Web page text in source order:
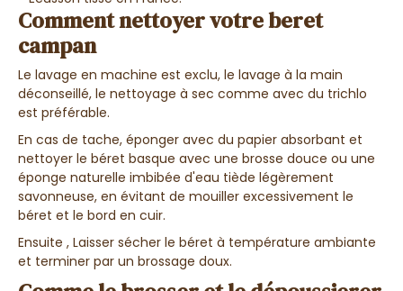
Comment nettoyer votre beret
campan
Le lavage en machine est exclu, le lavage à la main
déconseillé, le nettoyage à sec comme avec du trichlo
est préférable.
En cas de tache, éponger avec du papier absorbant et
nettoyer le béret basque avec une brosse douce ou une
éponge naturelle imbibée d'eau tiède légèrement
savonneuse, en évitant de mouiller excessivement le
béret et le bord en cuir.
Ensuite , Laisser sécher le béret à température ambiante
et terminer par un brossage doux.